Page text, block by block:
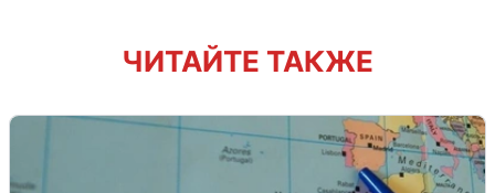
ЧИТАЙТЕ ТАКЖЕ